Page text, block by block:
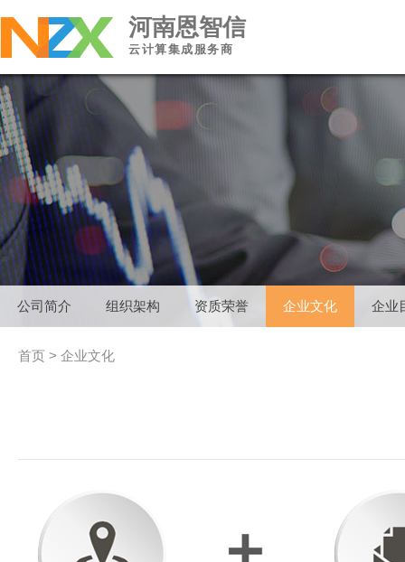
河南恩智信
云计算集成服务商
公司简介 组织架构 资质荣誉 企业文化 企业
首页 > 企业文化